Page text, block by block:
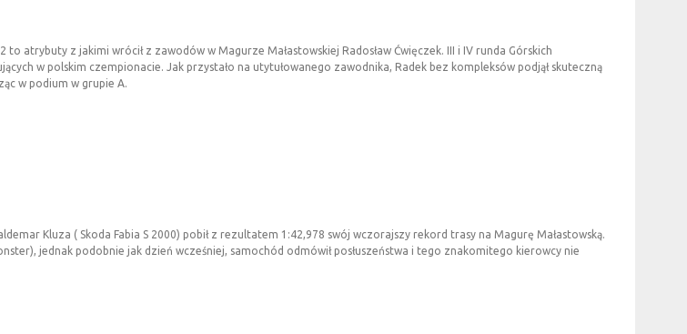
atrybuty z jakimi wrócił z zawodów w Magurze Małastowskiej Radosław Ćwięczek. III i IV runda Górskich
w polskim czempionacie. Jak przystało na utytułowanego zawodnika, Radek bez kompleksów podjął skuteczną
w podium w grupie A.
Kluza ( Skoda Fabia S 2000) pobił z rezultatem 1:42,978 swój wczorajszy rekord trasy na Magurę Małastowską.
jednak podobnie jak dzień wcześniej, samochód odmówił posłuszeństwa i tego znakomitego kierowcy nie